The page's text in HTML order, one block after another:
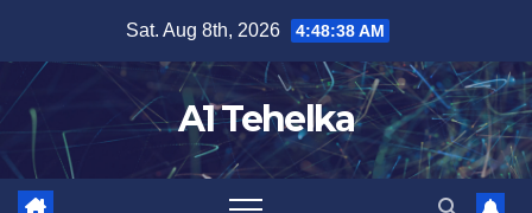
content
Sat. Aug 8th, 2026 4:48:39 AM
A1 Tehelka